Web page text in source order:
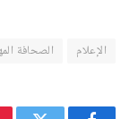
الإعلام الصحافة